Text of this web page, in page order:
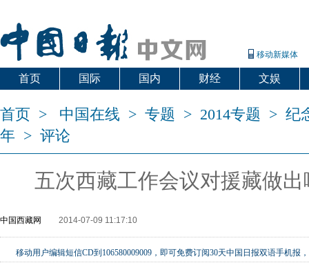
移动新媒体
首页 国际 国内 财经 文娱
首页 > 中国在线 > 专题 > 2014专题 > 纪
年 > 评论
五次西藏工作会议对援藏做
中国西藏网 2014-07-09 11:17:10
移动用户编辑短信CD到106580009009，即可免费订阅30天中国日报双语手机报